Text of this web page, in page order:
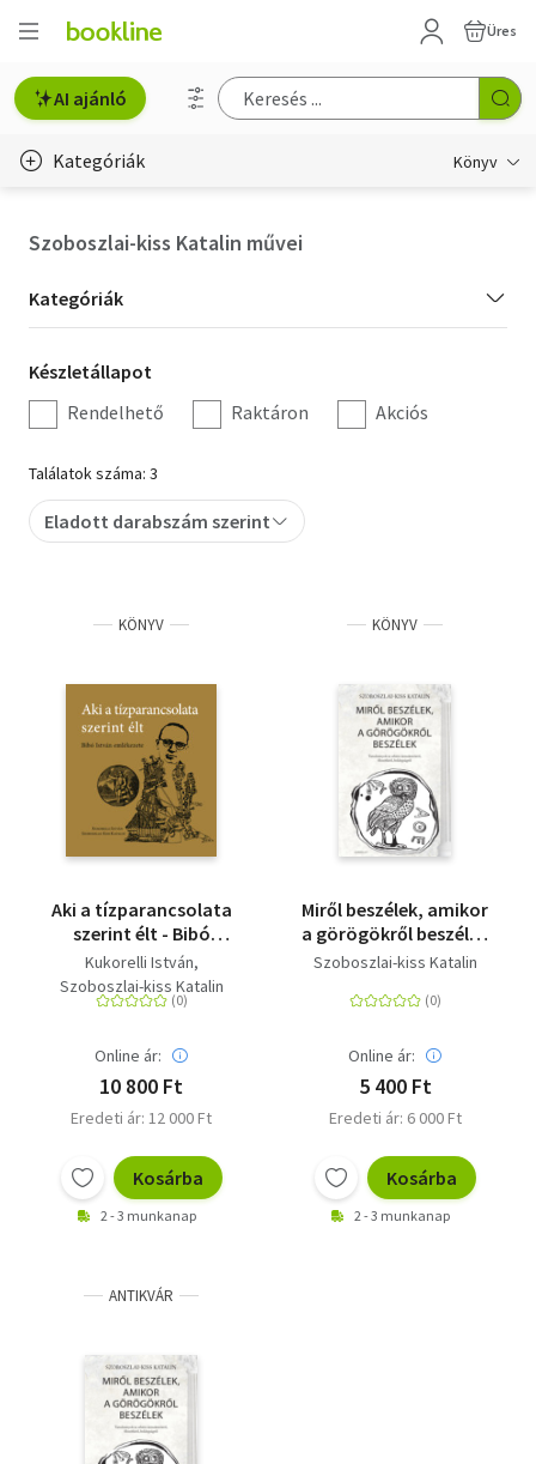
Üres
AI ajánló
Kategóriák Könyv
Hobbi, szabadidő
Irodalom
Művészet
Szakkönyv
Tankönyv, segédkönyv
Társadalomtudomány
Természettudomány
Történelem
Szoboszlai-kiss Katalin művei
Kategória
szűrés
Kategóriák
Készletállapot
szűrés
Készletállapot
Rendelhető
Raktáron Akciós
Találatok száma: 3
Eladott darabszám szerint
KÖNYV
Aki a tízparancsolata
szerint élt - Bibó
István emlékezete
Kukorelli István
Szoboszlai-kiss Katalin
Online ár:
10 800 Ft
Eredeti ár: 12 000 Ft
Kosárba
2 - 3 munkanap
KÖNYV
Miről beszélek, amikor
a görögökről beszélek
- Tanulmányok az
filozófiáról,
Szoboszlai-kiss Katalin
Online ár:
5 400 Ft
Eredeti ár: 6 000 Ft
Kosárba
2 - 3 munkanap
ANTIKVÁR